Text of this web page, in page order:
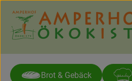
Brot & Gebäck